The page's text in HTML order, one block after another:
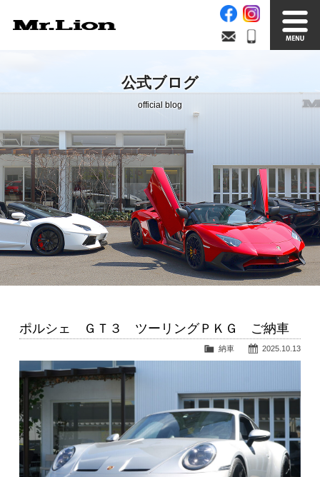
在庫車情報 買取無料査定
Factory
自社工場 サービス案内
Official Blog
公式ブログ
Company info.
会社案内
公式ブログ
official blog
ポルシェ ＧＴ３ ツーリングＰＫＧ ご納車
2025.10.13
納車